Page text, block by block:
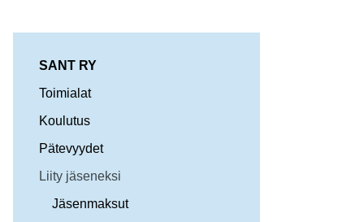
SANT RY
Toimialat
Koulutus
Pätevyydet
Liity jäseneksi
Jäsenmaksut